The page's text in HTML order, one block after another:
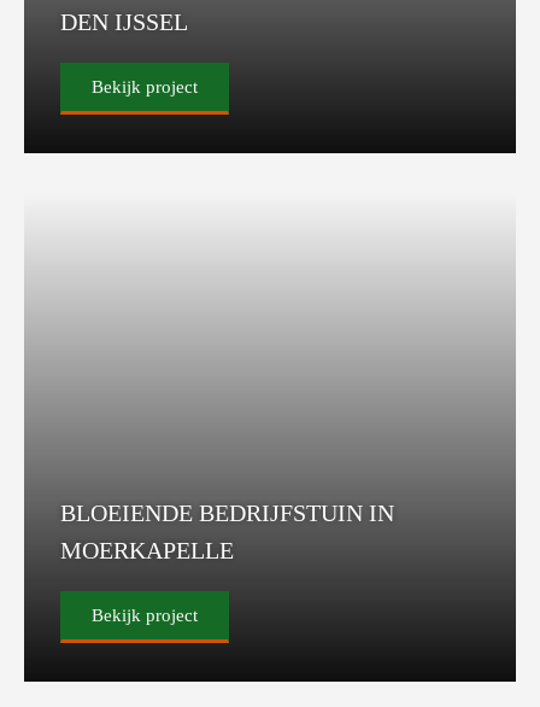
DEN IJSSEL
Bekijk project
BLOEIENDE BEDRIJFSTUIN IN
MOERKAPELLE
Bekijk project